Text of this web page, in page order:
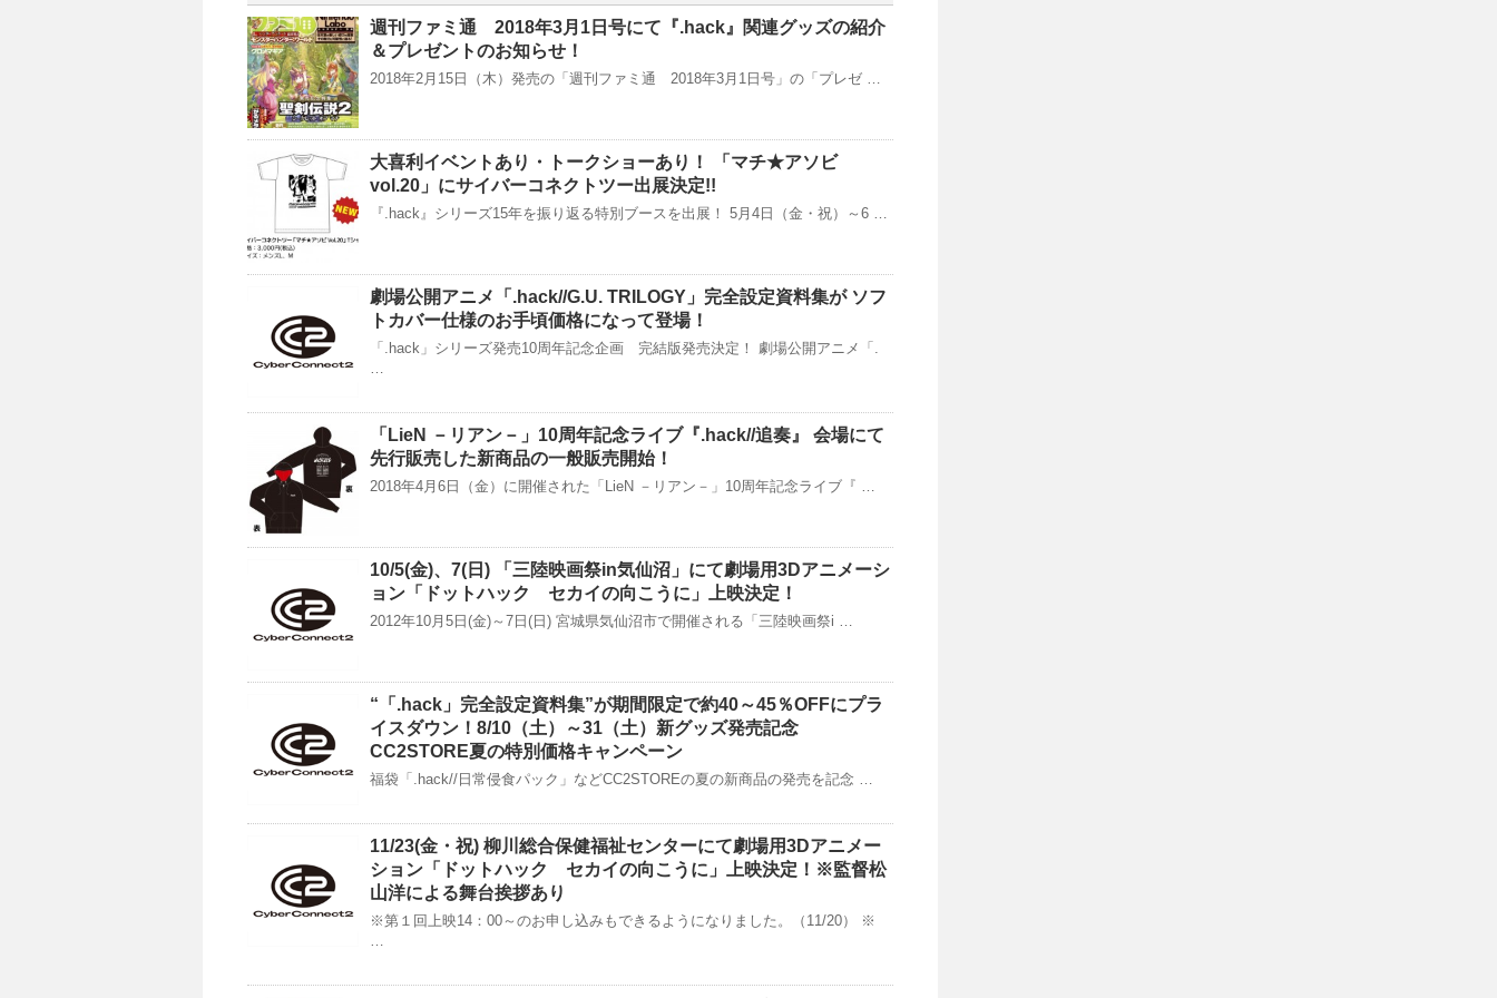
週刊ファミ通 2018年3月1日号にて『.hack』関連グッズの紹介
＆プレゼントのお知らせ！
2018年2月15日（木）発売の「週刊ファミ通 2018年3月1日号」の「プレゼ …
大喜利イベントあり・トークショーあり！ 「マチ★アソビ
vol.20」にサイバーコネクトツー出展決定!!
『.hack』シリーズ15年を振り返る特別ブースを出展！ 5月4日（金・祝）～6 …
劇場公開アニメ「.hack//G.U. TRILOGY」完全設定資料集が ソフ
トカバー仕様のお手頃価格になって登場！
「.hack」シリーズ発売10周年記念企画 完結版発売決定！ 劇場公開アニメ「.
…
「LieN －リアン－」10周年記念ライブ『.hack//追奏』 会場にて
先行販売した新商品の一般販売開始！
2018年4月6日（金）に開催された「LieN －リアン－」10周年記念ライブ『 …
10/5(金)、7(日) 「三陸映画祭in気仙沼」にて劇場用3Dアニメーシ
ョン「ドットハック セカイの向こうに」上映決定！
2012年10月5日(金)～7日(日) 宮城県気仙沼市で開催される「三陸映画祭i …
“「.hack」完全設定資料集”が期間限定で約40～45％OFFにプラ
イスダウン！8/10（土）～31（土）新グッズ発売記念
CC2STORE夏の特別価格キャンペーン
福袋「.hack//日常侵食パック」などCC2STOREの夏の新商品の発売を記念 …
11/23(金・祝) 柳川総合保健福祉センターにて劇場用3Dアニメー
ション「ドットハック セカイの向こうに」上映決定！※監督松
山洋による舞台挨拶あり
※第１回上映14：00～のお申し込みもできるようになりました。（11/20） ※
…